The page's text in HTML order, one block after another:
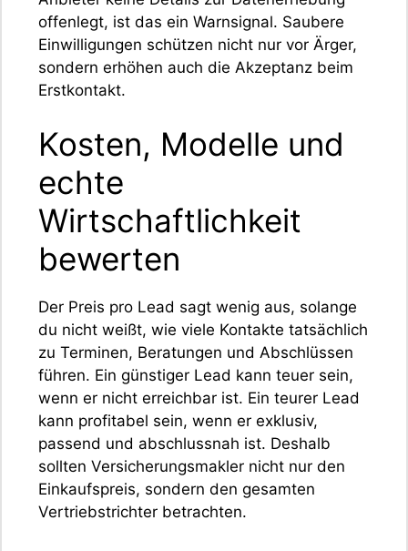
offenlegt, ist das ein Warnsignal. Saubere
Einwilligungen schützen nicht nur vor Ärger,
sondern erhöhen auch die Akzeptanz beim
Erstkontakt.
Kosten, Modelle und
echte
Wirtschaftlichkeit
bewerten
Der Preis pro Lead sagt wenig aus, solange
du nicht weißt, wie viele Kontakte tatsächlich
zu Terminen, Beratungen und Abschlüssen
führen. Ein günstiger Lead kann teuer sein,
wenn er nicht erreichbar ist. Ein teurer Lead
kann profitabel sein, wenn er exklusiv,
passend und abschlussnah ist. Deshalb
sollten Versicherungsmakler nicht nur den
Einkaufspreis, sondern den gesamten
Vertriebstrichter betrachten.